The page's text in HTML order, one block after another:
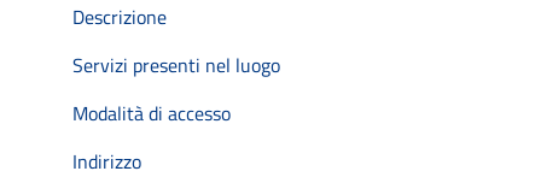
Descrizione
Servizi presenti nel luogo
Modalità di accesso
Indirizzo